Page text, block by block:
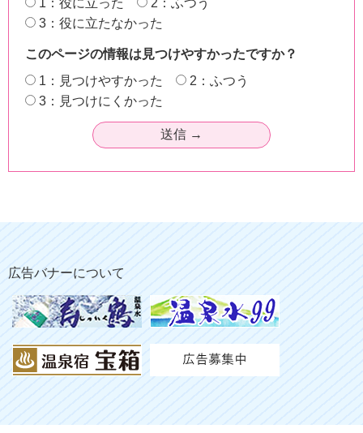
1：役に立った
2：ふつう
3：役に立たなかった
このページの情報は見つけやすかったですか？
1：見つけやすかった
2：ふつう
3：見つけにくかった
広告バナーについて